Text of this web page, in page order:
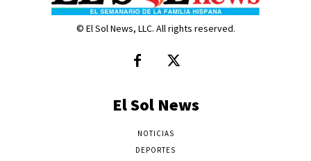
© El Sol News, LLC. All rights reserved.
El Sol News
NOTICIAS
DEPORTES